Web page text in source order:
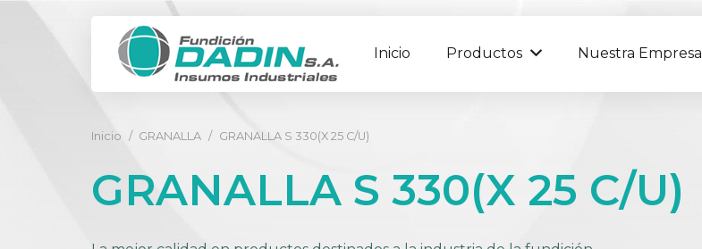
Inicio Productos Nuestra Empresa
Inicio / GRANALLA / GRANALLA S 330(X 25 C/U)
GRANALLA S 330(X 25 C/U)